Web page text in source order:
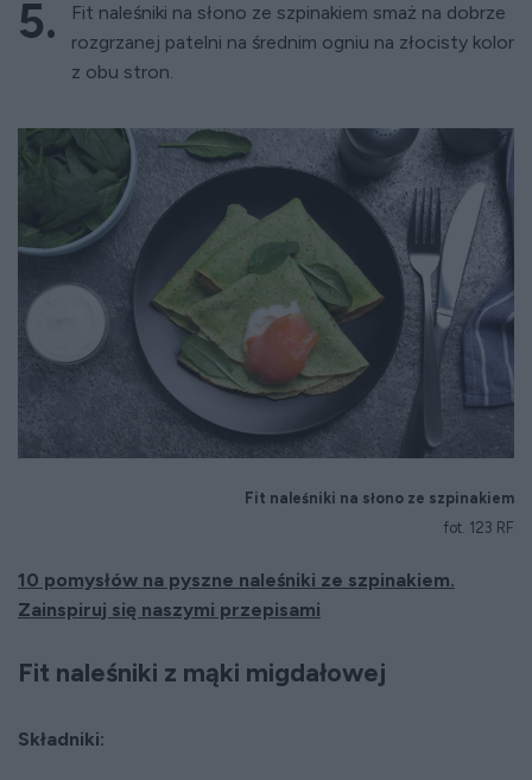
Fit naleśniki na słono ze szpinakiem smaż na dobrze
rozgrzanej patelni na średnim ogniu na złocisty kolor
z obu stron.
Fit naleśniki na słono ze szpinakiem
fot. 123 RF
10 pomysłów na pyszne naleśniki ze szpinakiem.
Zainspiruj się naszymi przepisami
Fit naleśniki z mąki migdałowej
Składniki: